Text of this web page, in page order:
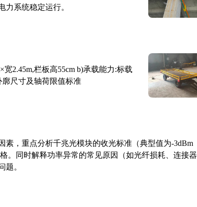
力系统稳定运行。
2.45m,栏板高55cm b)承载能力:标载
廓尺寸及轴荷限值标准
，重点分析千兆光模块的收光标准（典型值为-3dBm
。同时解释功率异常的常见原因（如光纤损耗、连接器
题。